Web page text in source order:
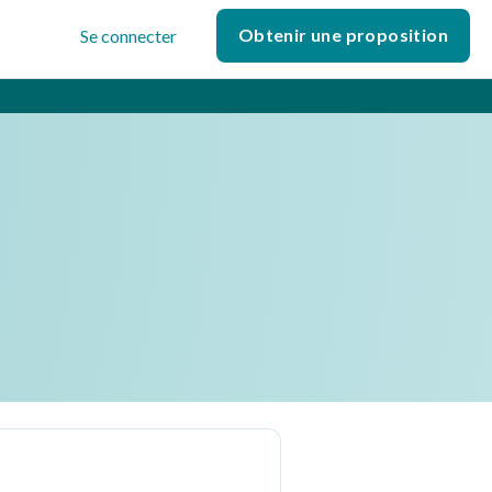
Se connecter Obtenir une proposition